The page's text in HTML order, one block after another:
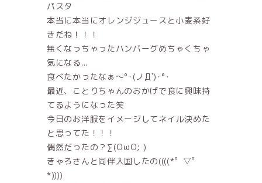
パスタ
本当に本当にオレンジジュースと小麦系好
きだね！！！
無くなっちゃったハンバーグめちゃくちゃ
気になる...
食べたかったなぁ～°･(ノД`)･°･
最近、ことりちゃんのおかげで食に興味持
てるようになった笑
今日のお洋服をイメージしてネイル決めた
と思ってた！！！
偶然だったの？∑(OωO; )
きゃろさんと同伴入国したの((((*゜▽゜
*))))